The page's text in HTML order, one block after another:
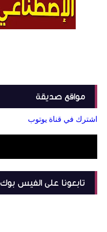
مواقع صديقة
اشترك في قناة يوتوب
تابعونا على الفيس بوك